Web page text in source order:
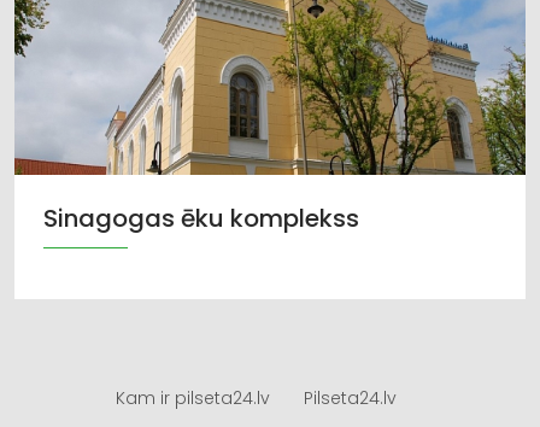
Sinagogas ēku komplekss
Kam ir pilseta24.lv Pilseta24.lv